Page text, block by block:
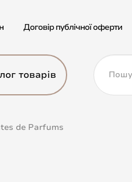
Договір публічної оферти
товарів
de Parfums